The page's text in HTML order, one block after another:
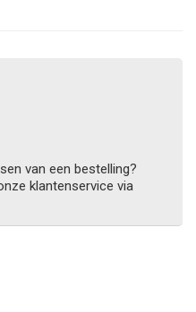
van een bestelling?
klantenservice via